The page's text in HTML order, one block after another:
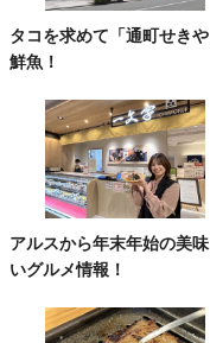
タコを求めて「通町せきや
鮮魚！
アルスから年末年始の美
いグルメ情報！